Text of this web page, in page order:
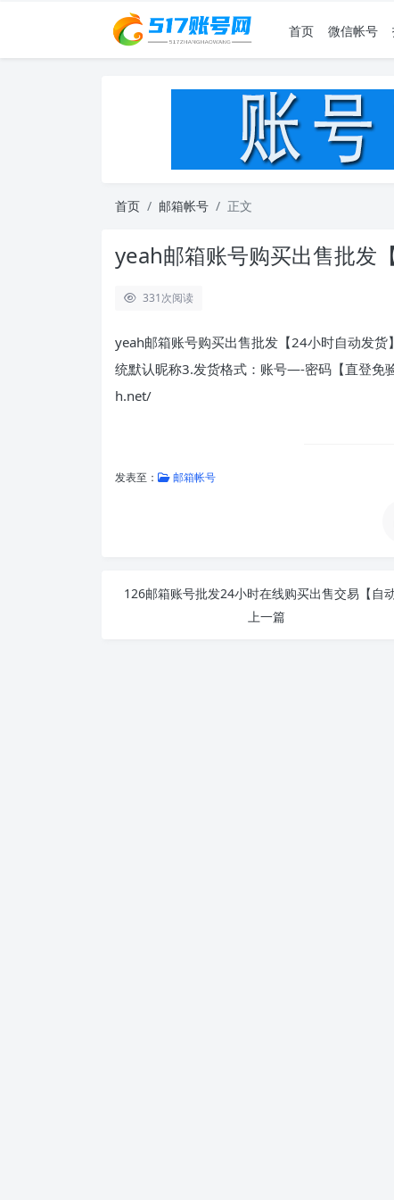
首页 微信帐号
首页 邮箱帐号 正文
yeah邮箱账号购买出售批发
331次阅读
yeah邮箱账号购买出售批发【24小时自动发
统默认昵称3.发货格式：账号—-密码【直登
h.net/
发表至： 邮箱帐号
126邮箱账号批发24小时在线购买出售交易【自
上一篇